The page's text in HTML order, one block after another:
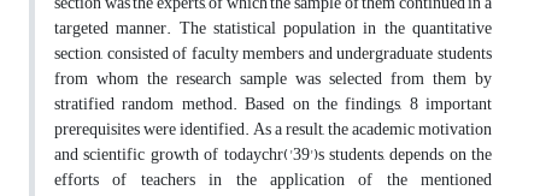
targeted manner‎. The statistical population in the quantitative
section, consisted of faculty members and undergraduate ‎students
from whom the research sample was selected from them by
stratified ‎random method. Based on the findings, 8 important
prerequisites were identified. As a result, the academic motivation
and scientific growth of todaychr('39')s students, depends on the
efforts of teachers in the application of the mentioned